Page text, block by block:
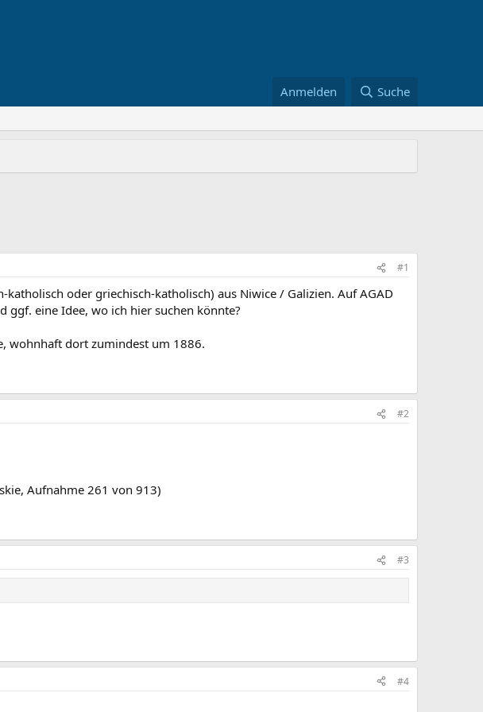
Anmelden Suche
#1
oder griechisch-katholisch) aus Niwice / Galizien. Auf AGAD
ggf. eine Idee, wo ich hier suchen könnte?
wohnhaft dort zumindest um 1886.
#2
Aufnahme 261 von 913)
#3
#4